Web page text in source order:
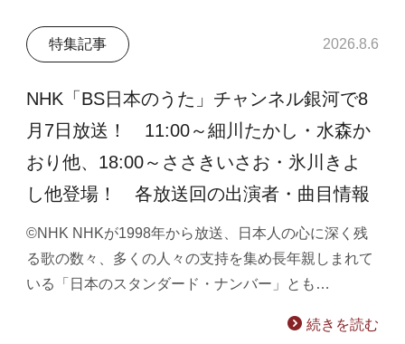
特集記事 2026.8.6
NHK「BS日本のうた」チャンネル銀河で8
月7日放送！ 11:00～細川たかし・水森か
おり他、18:00～ささきいさお・氷川きよ
し他登場！ 各放送回の出演者・曲目情報
©NHK NHKが1998年から放送、日本人の心に深く残
る歌の数々、多くの人々の支持を集め長年親しまれて
いる「日本のスタンダード・ナンバー」とも…
続きを読む